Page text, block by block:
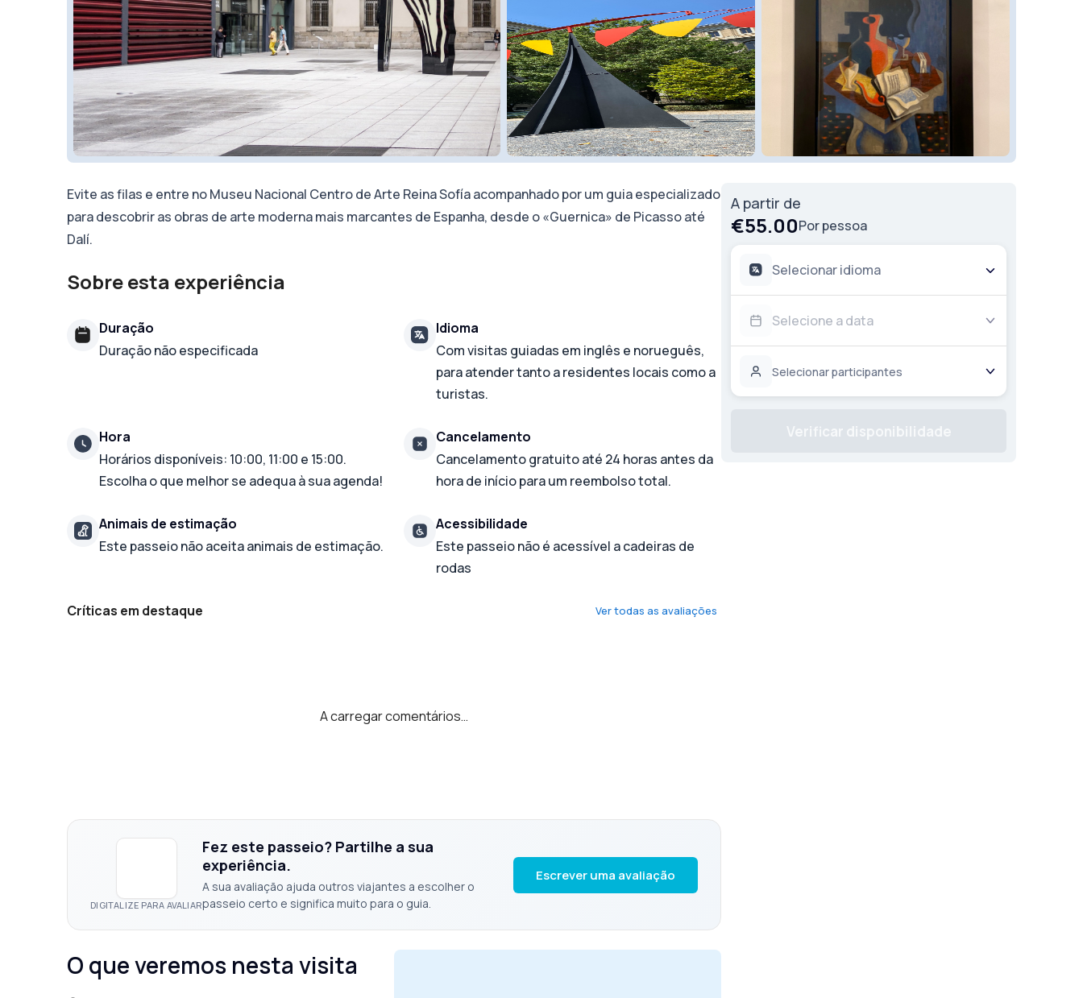
Evite as filas e entre no Museu Nacional Centro de Arte Reina Sofía acompanhado por um guia especializado
para descobrir as obras de arte moderna mais marcantes de Espanha, desde o «Guernica» de Picasso até
Dalí.
Sobre esta experiência
Duração
Duração não especificada
Idioma
Com visitas guiadas em inglês e norueguês,
para atender tanto a residentes locais como a
turistas.
Hora
Horários disponíveis: 10:00, 11:00 e 15:00.
Escolha o que melhor se adequa à sua agenda!
Cancelamento
Cancelamento gratuito até 24 horas antes da
hora de início para um reembolso total.
Animais de estimação
Este passeio não aceita animais de estimação.
Acessibilidade
Este passeio não é acessível a cadeiras de
rodas
Críticas em destaque Ver todas as avaliações
A carregar comentários…
DIGITALIZE PARA AVALIAR
Fez este passeio? Partilhe a sua
experiência.
A sua avaliação ajuda outros viajantes a escolher o
passeio certo e significa muito para o guia.
Escrever uma avaliação
O que veremos nesta visita
A partir de
€55.00Por pessoa
Selecionar idioma
Selecione a data
Selecionar participantes
Verificar disponibilidade